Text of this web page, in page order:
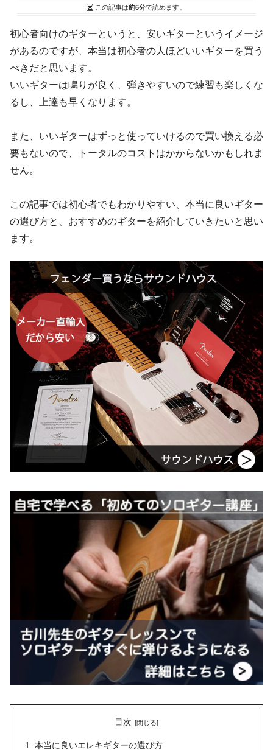
この記事は約6分で読めます。
初心者向けのギターというと、安いギターというイメージ
があるのですが、本当は初心者の人ほどいいギターを買う
べきだと思います。
いいギターは鳴りが良く、弾きやすいので練習も楽しくな
るし、上達も早くなります。
また、いいギターはずっと使っていけるので買い換える必
要もないので、トータルのコストはかからないかもしれま
せん。
この記事では初心者でもわかりやすい、本当に良いギター
の選び方と、おすすめのギターを紹介していきたいと思い
ます。
目次
本当に良いエレキギターの選び方